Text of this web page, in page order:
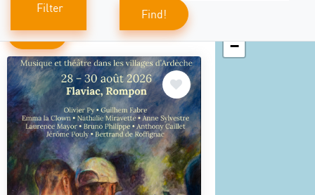
Filter
Find!
509
results found
−